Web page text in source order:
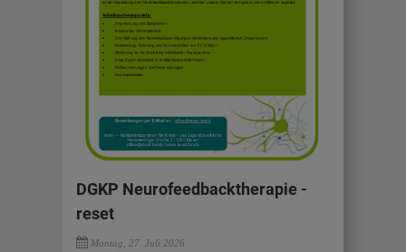
DGKP Neurofeedbacktherapie -
reset
Montag, 27. Juli 2026